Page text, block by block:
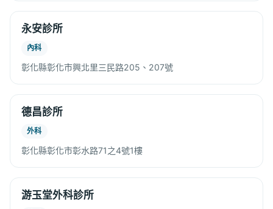
永安診所
內科
彰化縣彰化市興北里三民路205、207號
德昌診所
外科
彰化縣彰化市彰水路71之4號1樓
游玉堂外科診所